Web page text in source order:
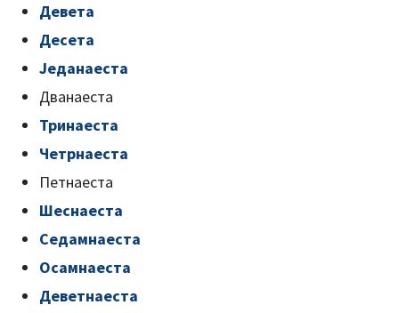
Девета
Десeта
Једанаеста
Дванаеста
Тринаеста
Четрнаеста
Петнаеста
Шеснаеста
Седамнаеста
Осамнаеста
Деветнаеста